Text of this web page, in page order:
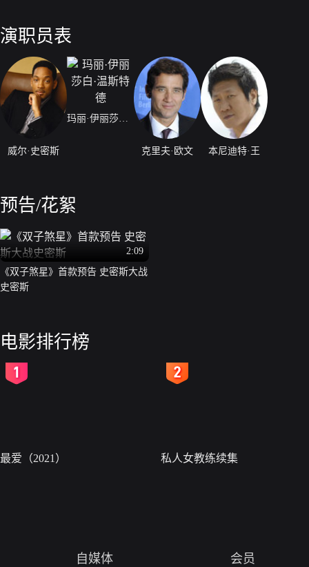
演职员表
威尔·史密斯
玛丽·伊丽莎白·温斯特德
克里夫·欧文 本尼迪特·王
预告/花絮
2:09
《双子煞星》首款预告 史密斯大战
史密斯
电影排行榜
最爱（2021） 私人女教练续集
自媒体 会员